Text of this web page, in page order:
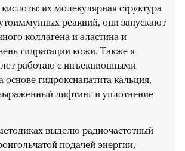
их молекулярная структура
реакций, они запускают
коллагена и эластина и
гидратации кожи. Также я
работаю с инъекционными
основе гидроксиапатита кальция,
лифтинг и уплотнение
выделю радиочастотный
подачей энергии,